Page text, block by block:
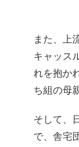
また、上
キャッス
れを抱か
ち組の母
そして、
で、舎宅